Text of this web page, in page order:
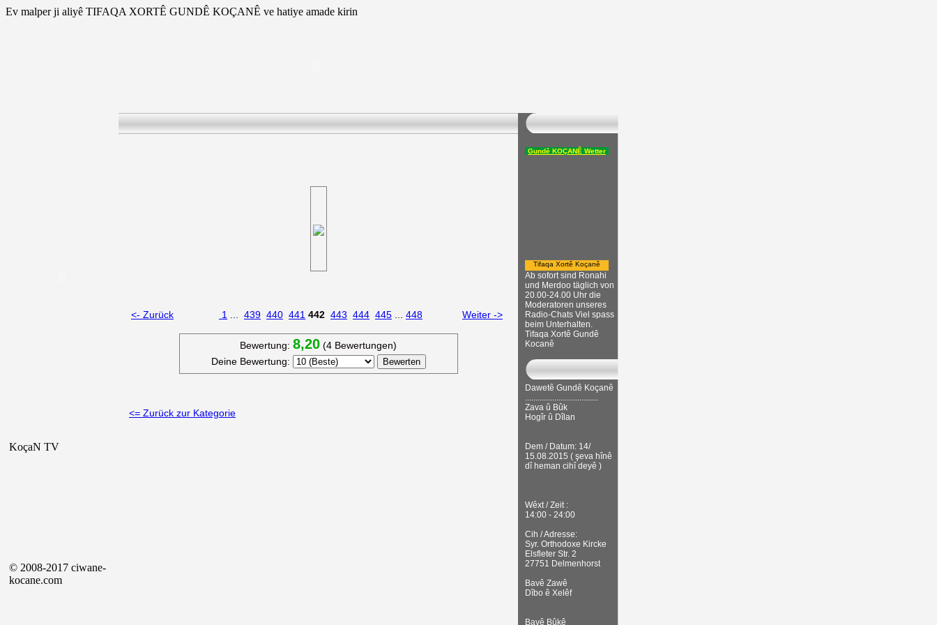
Ev malper ji aliyê TIFAQA XORTÊ GUNDÊ KOÇANÊ ve hatiye amade kirin
KoçaN TV
© 2008-2017 ciwane-
kocane.com
<- Zurück 1 439 440 441 442 443 444 445 448 Weiter ->
Bewertung: 8,20 (4 Bewertungen)
Deine Bewertung:
<= Zurück zur Kategorie
Gundê KOÇANÊ Wetter
Tifaqa Xortê Koçanê
Ab sofort sind Ronahi
und Merdoo täglich von
20.00-24.00 Uhr die
Moderatoren unseres
Radio-Chats Viel spass
beim Unterhalten.
Tifaqa Xortê Gundê
Kocanê
Dawetê Gundê Koçanê
...................................
Zava û Bûk
Hogîr û Dîlan
Dem / Datum: 14/
15.08.2015 ( şeva hînê
dî heman cihî deyê )
Wêxt / Zeit :
14:00 - 24:00
Cih / Adresse:
Syr. Orthodoxe Kircke
Elsfleter Str. 2
27751 Delmenhorst
Bavê Zawê
Dîbo ê Xelêf
Bavê Bûkê